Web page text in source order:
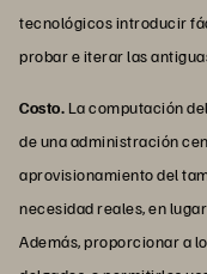
tecnológicos introducir
probar e iterar las
Costo.La computación
de una administración
aprovisionamiento del
necesidad reales, en
Además, proporcionar a